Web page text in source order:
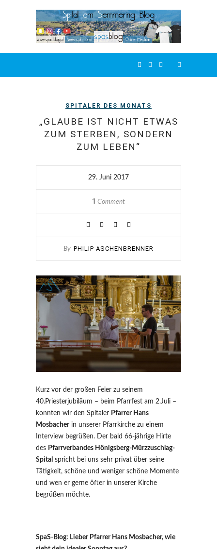
SPITALER DES MONATS
„GLAUBE IST NICHT ETWAS
ZUM STERBEN, SONDERN
ZUM LEBEN“
29. Juni 2017
1 Comment
By PHILIP ASCHENBRENNER
Kurz vor der großen Feier zu seinem
40.Priesterjubiläum – beim Pfarrfest am 2.Juli –
konnten wir den Spitaler Pfarrer Hans
Mosbacherin unserer Pfarrkirche zu einem
Interview begrüßen. Der bald 66-jährige Hirte
des Pfarrverbandes Hönigsberg-Mürzzuschlag-
Spital spricht bei uns sehr privat über seine
Tätigkeit, schöne und weniger schöne Momente
und wen er gerne öfter in unserer Kirche
begrüßen möchte.
SpaS-Blog: Lieber Pfarrer Hans Mosbacher, wie